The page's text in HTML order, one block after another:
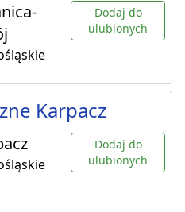
Dodaj do
ulubionych
Karpacz
Dodaj do
ulubionych